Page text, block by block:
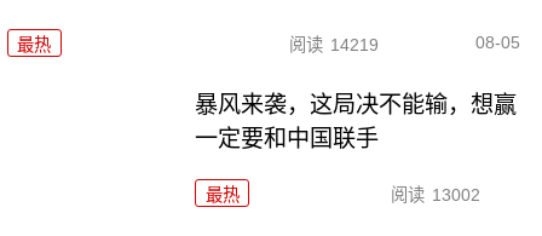
最热 阅读 14219 08-05
暴风来袭，这局决不能输，想赢
一定要和中国联手
最热 阅读 13002